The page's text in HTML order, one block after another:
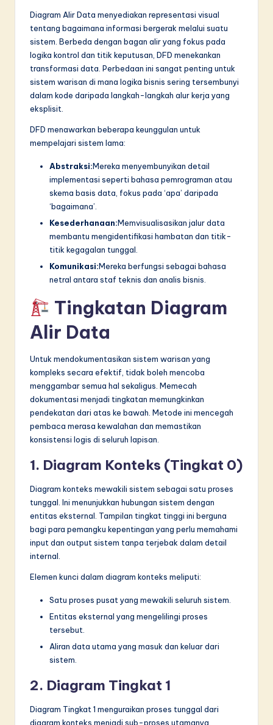
Diagram Alir Data menyediakan representasi visual
tentang bagaimana informasi bergerak melalui suatu
sistem. Berbeda dengan bagan alir yang fokus pada
logika kontrol dan titik keputusan, DFD menekankan
transformasi data. Perbedaan ini sangat penting untuk
sistem warisan di mana logika bisnis sering tersembunyi
dalam kode daripada langkah-langkah alur kerja yang
eksplisit.
DFD menawarkan beberapa keunggulan untuk
mempelajari sistem lama:
Abstraksi:Mereka menyembunyikan detail
implementasi seperti bahasa pemrograman atau
skema basis data, fokus pada ‘apa’ daripada
‘bagaimana’.
Kesederhanaan:Memvisualisasikan jalur data
membantu mengidentifikasi hambatan dan titik-
titik kegagalan tunggal.
Komunikasi:Mereka berfungsi sebagai bahasa
netral antara staf teknis dan analis bisnis.
Tingkatan Diagram
Alir Data
Untuk mendokumentasikan sistem warisan yang
kompleks secara efektif, tidak boleh mencoba
menggambar semua hal sekaligus. Memecah
dokumentasi menjadi tingkatan memungkinkan
pendekatan dari atas ke bawah. Metode ini mencegah
pembaca merasa kewalahan dan memastikan
konsistensi logis di seluruh lapisan.
1. Diagram Konteks (Tingkat 0)
Diagram konteks mewakili sistem sebagai satu proses
tunggal. Ini menunjukkan hubungan sistem dengan
entitas eksternal. Tampilan tingkat tinggi ini berguna
bagi para pemangku kepentingan yang perlu memahami
input dan output sistem tanpa terjebak dalam detail
internal.
Elemen kunci dalam diagram konteks meliputi:
Satu proses pusat yang mewakili seluruh sistem.
Entitas eksternal yang mengelilingi proses
tersebut.
Aliran data utama yang masuk dan keluar dari
sistem.
2. Diagram Tingkat 1
Diagram Tingkat 1 menguraikan proses tunggal dari
diagram konteks menjadi sub-proses utamanya.